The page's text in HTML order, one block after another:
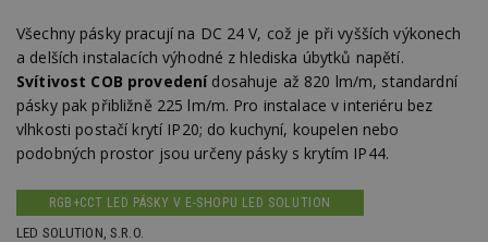
Všechny pásky pracují na DC 24 V, což je při vyšších výkonech
a delších instalacích výhodné z hlediska úbytků napětí.
Svítivost COB provedenídosahuje až 820 lm/m, standardní
pásky pak přibližně 225 lm/m. Pro instalace v interiéru bez
vlhkosti postačí krytí IP20; do kuchyní, koupelen nebo
podobných prostor jsou určeny pásky s krytím IP44.
RGB+CCT LED PÁSKY V E-SHOPU LED SOLUTION
LED SOLUTION, S.R.O.